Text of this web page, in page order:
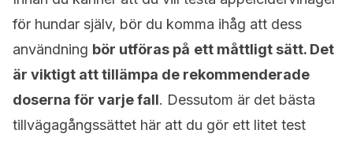
för hundar själv, bör du komma ihåg att dess
användning bör utföras på ett måttligt sätt. Det
är viktigt att tillämpa de rekommenderade
doserna för varje fall. Dessutom är det bästa
tillvägagångssättet här att du gör ett litet test